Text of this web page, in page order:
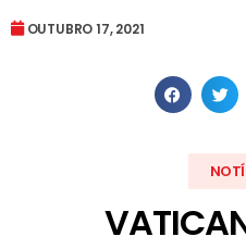
OUTUBRO 17, 2021